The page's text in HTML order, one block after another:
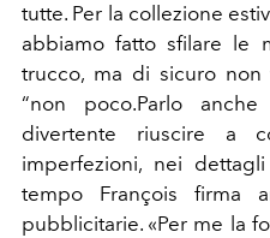
tutte. Per la collezione
abbiamo fatto sfilare le
trucco, ma di sicuro non
“non poco.Parlo
divertente riuscire a
imperfezioni, nei
tempo François firma
pubblicitarie. «Per me la